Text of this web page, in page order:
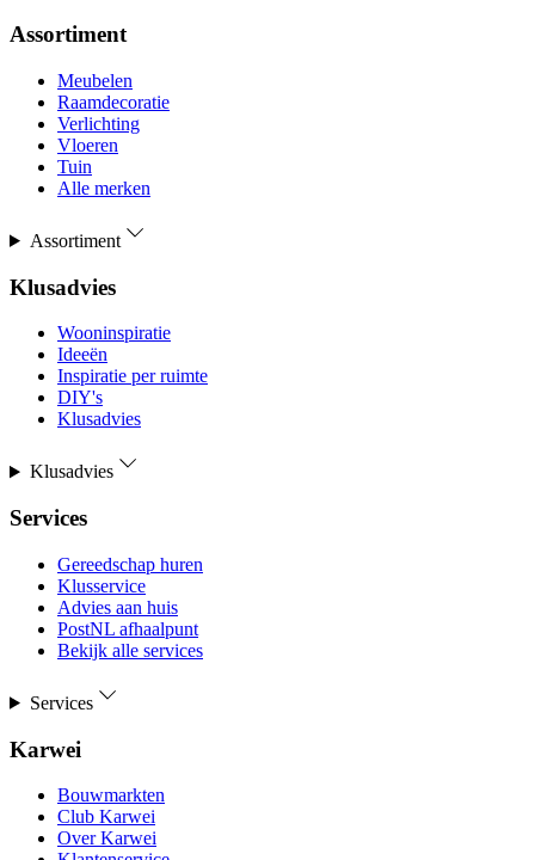
Assortiment
Meubelen
Raamdecoratie
Verlichting
Vloeren
Tuin
Alle merken
Assortiment
Klusadvies
Wooninspiratie
Ideeën
Inspiratie per ruimte
DIY's
Klusadvies
Klusadvies
Services
Gereedschap huren
Klusservice
Advies aan huis
PostNL afhaalpunt
Bekijk alle services
Services
Karwei
Bouwmarkten
Club Karwei
Over Karwei